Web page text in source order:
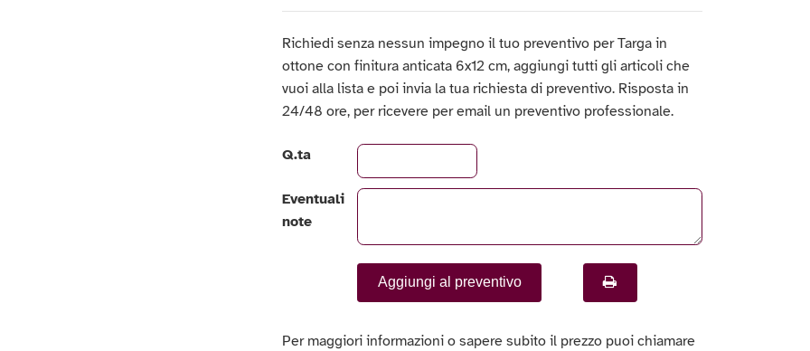
Richiedi senza nessun impegno il tuo preventivo per Targa in
ottone con finitura anticata 6x12 cm, aggiungi tutti gli articoli che
vuoi alla lista e poi invia la tua richiesta di preventivo. Risposta in
24/48 ore, per ricevere per email un preventivo professionale.
Q.ta
Eventuali
note
Aggiungi al preventivo
Per maggiori informazioni o sapere subito il prezzo puoi chiamare